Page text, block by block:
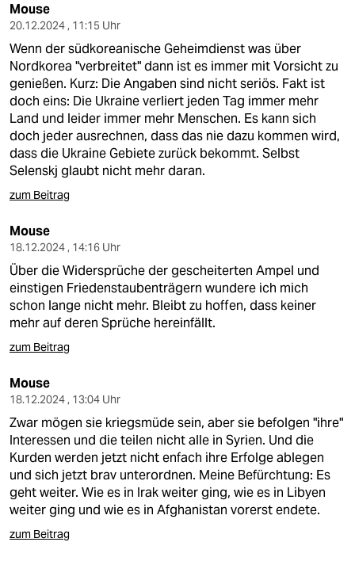
Mouse
20.12.2024 , 11:15 Uhr
Wenn der südkoreanische Geheimdienst was über
Nordkorea "verbreitet" dann ist es immer mit Vorsicht zu
genießen. Kurz: Die Angaben sind nicht seriös. Fakt ist
doch eins: Die Ukraine verliert jeden Tag immer mehr
Land und leider immer mehr Menschen. Es kann sich
doch jeder ausrechnen, dass das nie dazu kommen wird,
dass die Ukraine Gebiete zurück bekommt. Selbst
Selenskj glaubt nicht mehr daran.
zum Beitrag
Mouse
18.12.2024 , 14:16 Uhr
Über die Widersprüche der gescheiterten Ampel und
einstigen Friedenstaubenträgern wundere ich mich
schon lange nicht mehr. Bleibt zu hoffen, dass keiner
mehr auf deren Sprüche hereinfällt.
zum Beitrag
Mouse
18.12.2024 , 13:04 Uhr
Zwar mögen sie kriegsmüde sein, aber sie befolgen "ihre"
Interessen und die teilen nicht alle in Syrien. Und die
Kurden werden jetzt nicht enfach ihre Erfolge ablegen
und sich jetzt brav unterordnen. Meine Befürchtung: Es
geht weiter. Wie es in Irak weiter ging, wie es in Libyen
weiter ging und wie es in Afghanistan vorerst endete.
zum Beitrag